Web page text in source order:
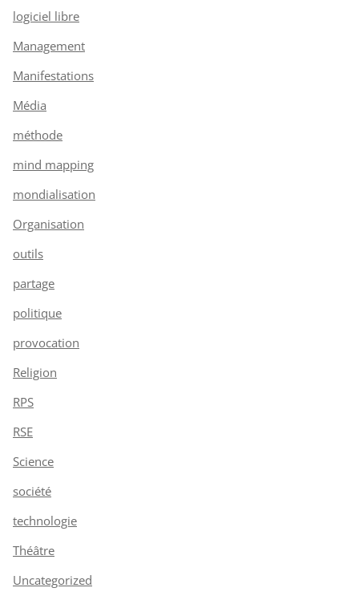
logiciel libre
Management
Manifestations
Média
méthode
mind mapping
mondialisation
Organisation
outils
partage
politique
provocation
Religion
RPS
RSE
Science
société
technologie
Théâtre
Uncategorized